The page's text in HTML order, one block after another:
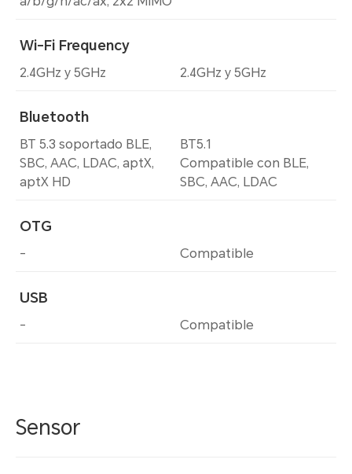
Wi-Fi Frequency
2.4GHz y 5GHz
Bluetooth
BT 5.3 soportado BLE,
SBC, AAC, LDAC, aptX,
aptX HD
OTG
-
USB
-
2.4GHz y 5GHz
BT5.1
Compatible con BLE,
SBC, AAC, LDAC
Compatible
Compatible
Sensor